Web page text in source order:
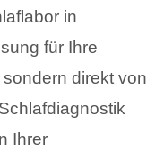
in
für Ihre
direkt von
Ihrer